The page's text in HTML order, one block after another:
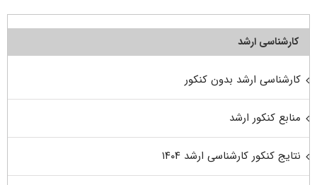
کارشناسی ارشد
کارشناسی ارشد بدون کنکور
منابع کنکور ارشد
نتایج کنکور کارشناسی ارشد ۱۴۰۴